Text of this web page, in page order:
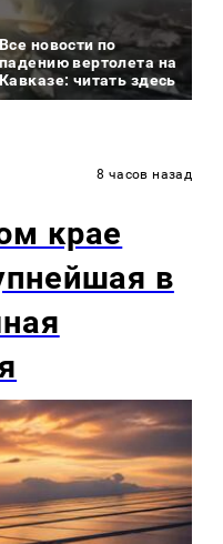
Все новости по
падению вертолета на
Кавказе: читать здесь
8 часов назад
крае
в